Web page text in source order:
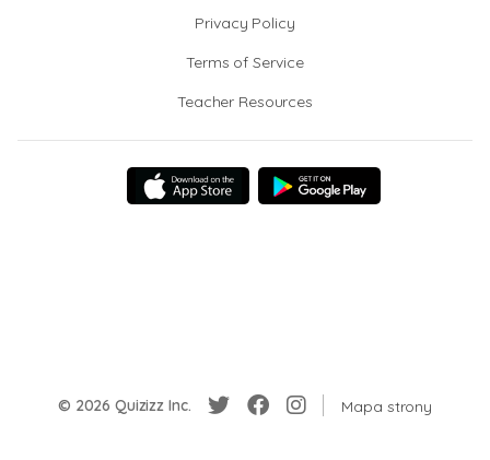
Privacy Policy
Terms of Service
Teacher Resources
© 2026 Quizizz Inc. Mapa strony